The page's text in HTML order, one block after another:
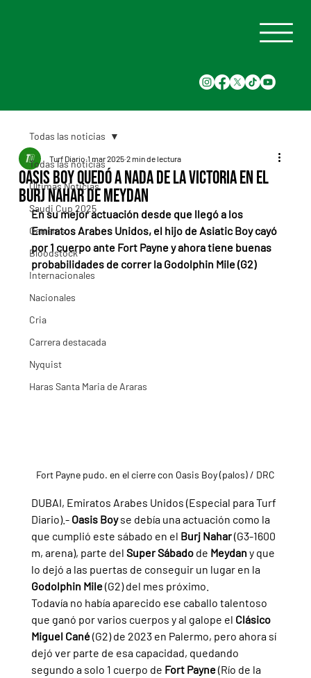
Todas las noticias
Últimas Noticias
Saudi Cup 2025
Carreras
Bloodstock
Internacionales
Nacionales
Cria
Carrera destacada
Nyquist
Haras Santa Maria de Araras
Todas las noticias
Oasis Boy quedó a nada de la victoria en el
Burj Nahar de Meydan
Turf Diario 1 mar 2025 2 min de lectura
En su mejor actuación desde que llegó a los
Emiratos Arabes Unidos, el hijo de Asiatic Boy cayó
por 1 cuerpo ante Fort Payne y ahora tiene buenas
probabilidades de correr la Godolphin Mile (G2)
Fort Payne pudo. en el cierre con Oasis Boy (palos) / DRC
DUBAI, Emiratos Arabes Unidos (Especial para Turf
Diario).- Oasis Boy se debía una actuación como la
que cumplió este sábado en el Burj Nahar (G3-1600
m, arena), parte del Super Sábado de Meydan y que
lo dejó a las puertas de conseguir un lugar en la
Godolphin Mile (G2) del mes próximo.
Todavía no había aparecido ese caballo talentoso
que ganó por varios cuerpos y al galope el Clásico
Miguel Cané (G2) de 2023 en Palermo, pero ahora sí
dejó ver parte de esa capacidad, quedando
segundo a solo 1 cuerpo de Fort Payne (Río de la